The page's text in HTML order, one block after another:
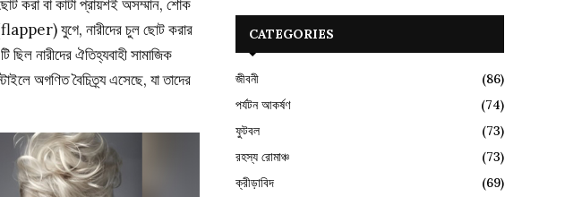
করা বা কাটা প্রায়শই অসম্মান, শোক
(flapper) যুগে, নারীদের চুল ছোট করার
নারীদের ঐতিহ্যবাহী সামাজিক
অগণিত বৈচিত্র্য এসেছে, যা তাদের
CATEGORIES
জীবনী
(86)
পর্যটন আকর্ষণ
(74)
ফুটবল
(73)
রহস্য রোমাঞ্চ
(73)
ক্রীড়াবিদ
(69)